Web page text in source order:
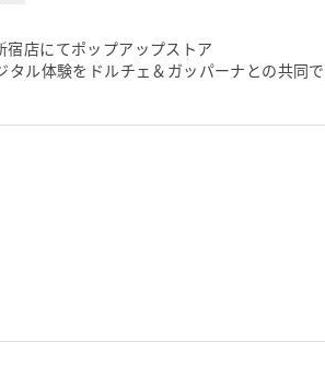
店にてポップアップストア
タル体験をドルチェ＆ガッパーナとの共同で